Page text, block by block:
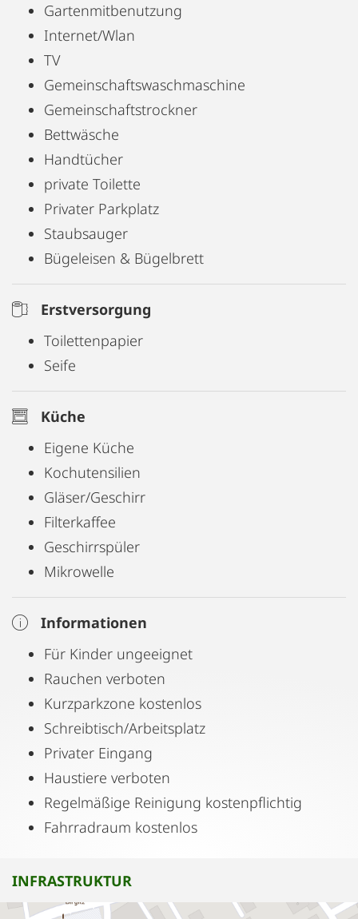
Gartenmitbenutzung
Internet/Wlan
TV
Gemeinschaftswaschmaschine
Gemeinschaftstrockner
Bettwäsche
Handtücher
private Toilette
Privater Parkplatz
Staubsauger
Bügeleisen & Bügelbrett
Erstversorgung
Toilettenpapier
Seife
Küche
Eigene Küche
Kochutensilien
Gläser/Geschirr
Filterkaffee
Geschirrspüler
Mikrowelle
Informationen
Für Kinder ungeeignet
Rauchen verboten
Kurzparkzone kostenlos
Schreibtisch/Arbeitsplatz
Privater Eingang
Haustiere verboten
Regelmäßige Reinigung kostenpflichtig
Fahrradraum kostenlos
INFRASTRUKTUR